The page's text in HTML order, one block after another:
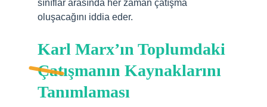
sınıflar arasında her zaman çatışma
oluşacağını iddia eder.
Karl Marx’ın Toplumdaki
Çatışmanın Kaynaklarını
Tanımlaması